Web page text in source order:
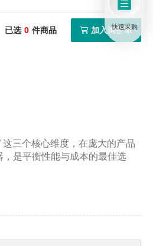
快速采购
已选 0 件商品 加入询价单
这三个核心维度，在庞大的产品
是平衡性能与成本的最佳选